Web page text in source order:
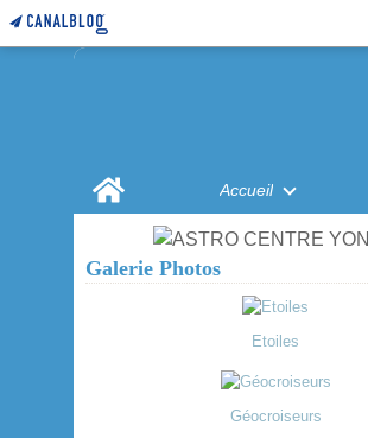
Home
Accueil
Galerie Photos
Etoiles
Géocroiseurs